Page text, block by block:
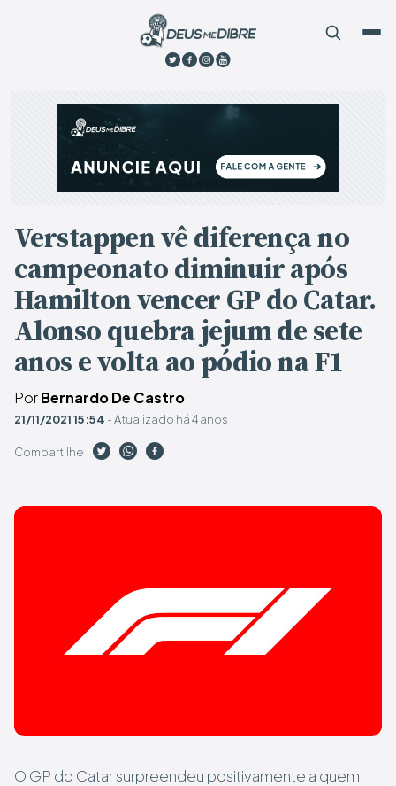
Verstappen vê diferença no
campeonato diminuir após
Hamilton vencer GP do Catar.
Alonso quebra jejum de sete
anos e volta ao pódio na F1
PorBernardo De Castro
21/11/2021 15:54 - Atualizado há 4 anos
Compartilhe
O GP do Catar surpreendeu positivamente a quem